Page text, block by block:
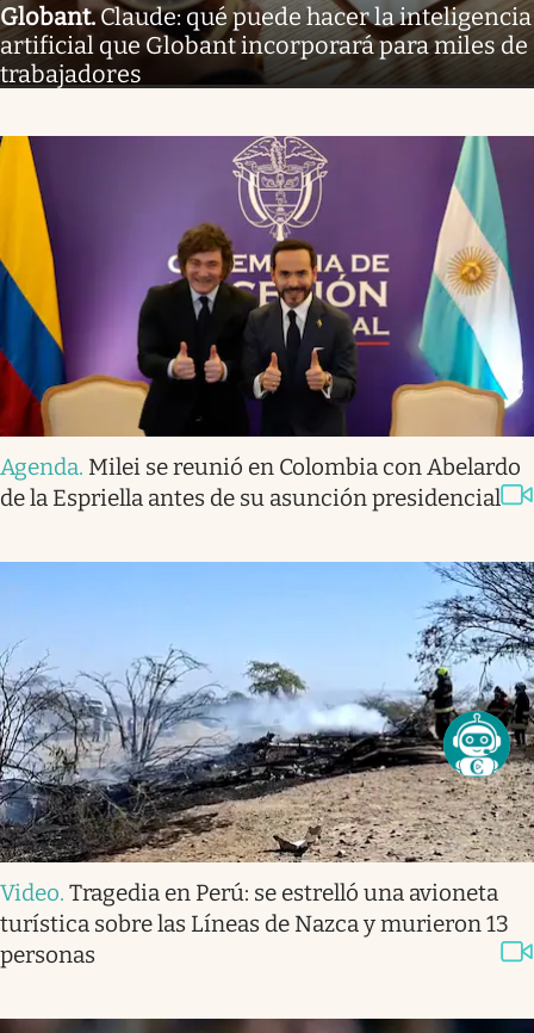
Globant.Claude: qué puede hacer la inteligencia
artificial que Globant incorporará para miles de
trabajadores
Agenda. Milei se reunió en Colombia con Abelardo
de la Espriella antes de su asunción presidencial
Video. Tragedia en Perú: se estrelló una avioneta
turística sobre las Líneas de Nazca y murieron 13
personas